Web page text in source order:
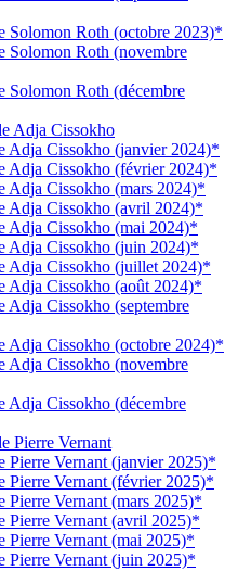
Solomon Roth (octobre 2023)*
Solomon Roth (novembre
Solomon Roth (décembre
Adja Cissokho
Adja Cissokho (janvier 2024)*
Adja Cissokho (février 2024)*
Adja Cissokho (mars 2024)*
Adja Cissokho (avril 2024)*
Adja Cissokho (mai 2024)*
Adja Cissokho (juin 2024)*
Adja Cissokho (juillet 2024)*
Adja Cissokho (août 2024)*
Adja Cissokho (septembre
Adja Cissokho (octobre 2024)*
Adja Cissokho (novembre
Adja Cissokho (décembre
Pierre Vernant
Pierre Vernant (janvier 2025)*
Pierre Vernant (février 2025)*
Pierre Vernant (mars 2025)*
Pierre Vernant (avril 2025)*
Pierre Vernant (mai 2025)*
Pierre Vernant (juin 2025)*